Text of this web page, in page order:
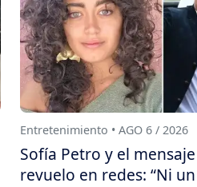
Entretenimiento • AGO 6 / 2026
Sofía Petro y el
revuelo en redes: “Ni